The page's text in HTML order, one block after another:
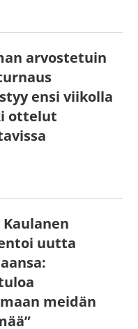
arvostetuin
ensi viikolla
ottelut
Kaulanen
uutta
meidän